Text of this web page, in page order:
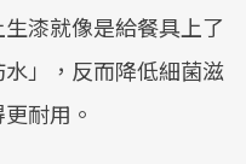
漆就像是給餐具上了
」，反而降低細菌滋
耐用。